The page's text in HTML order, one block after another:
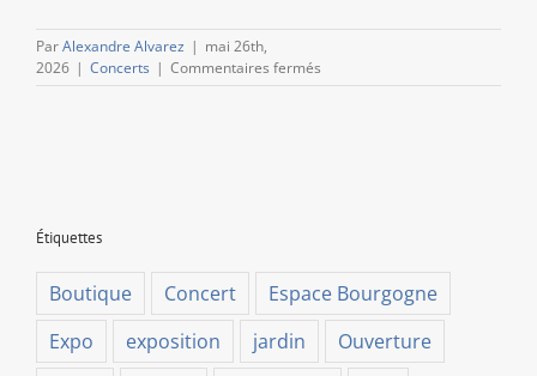
ParAlexandre Alvarez | mai 26th,
2026 | Concerts | Commentaires fermés
[Concert]
Étiquettes
Boutique Concert
Espace Bourgogne
Expo
exposition jardin
Ouverture